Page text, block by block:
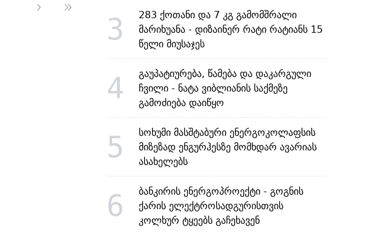
3
283 ქოთანი და 7 კგ გამომშრალი
მარიხუანა - დიზაინერ რატი რატიანს 15
წელი მიუსაჯეს
4
გაუპატიურება, წამება და დაკარგული
ჩვილი - ნატა ვიბლიანის საქმეზე
გამოძიება დაიწყო
5
სოხუმი მასშტაბური ენერგოკოლაფსის
მიზეზად ენგურჰესზე მომხდარ ავარიას
ასახელებს
6
ბანკირის ენერგოპროექტი - გოგნის
ქარის ელექტროსადგურისთვის
კოლხურ ტყეებს გაჩეხავენ